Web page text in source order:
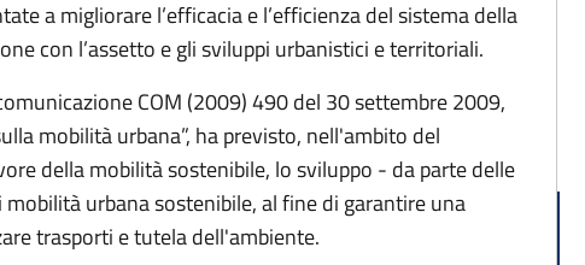
a migliorare l’efficacia e l’efficienza del sistema della
con l’assetto e gli sviluppi urbanistici e territoriali.
COM (2009) 490 del 30 settembre 2009,
mobilità urbana”, ha previsto, nell'ambito del
della mobilità sostenibile, lo sviluppo - da parte delle
urbana sostenibile, al fine di garantire una
trasporti e tutela dell'ambiente.